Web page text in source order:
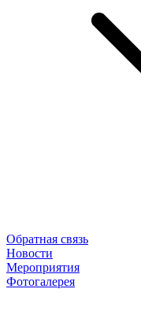
Обратная связь
Новости
Мероприятия
Фотогалерея